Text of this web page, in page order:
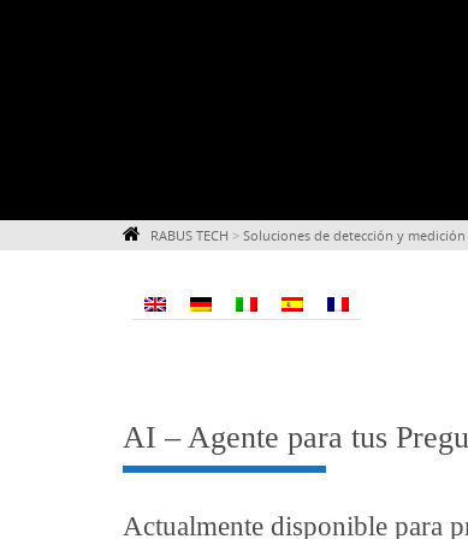
RABUS TECH > Soluciones de detección y medición
AI – Agente para tus
Actualmente disponible para